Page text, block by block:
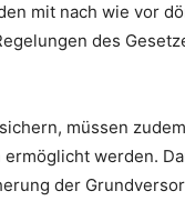
mit nach wie vor
des
müssen
werden.
der